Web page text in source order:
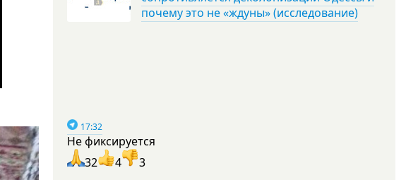
почему это не «ждуны» (исследование)
17:32
Не фиксируется
32
4 3